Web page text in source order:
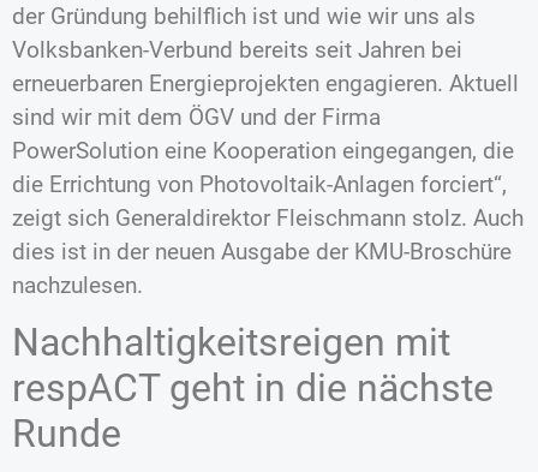
der Gründung behilflich ist und wie wir uns als
Volksbanken-Verbund bereits seit Jahren bei
erneuerbaren Energieprojekten engagieren. Aktuell
sind wir mit dem ÖGV und der Firma
PowerSolution eine Kooperation eingegangen, die
die Errichtung von Photovoltaik-Anlagen forciert“,
zeigt sich Generaldirektor Fleischmann stolz. Auch
dies ist in der neuen Ausgabe der KMU-Broschüre
nachzulesen.
Nachhaltigkeitsreigen mit
respACT geht in die nächste
Runde